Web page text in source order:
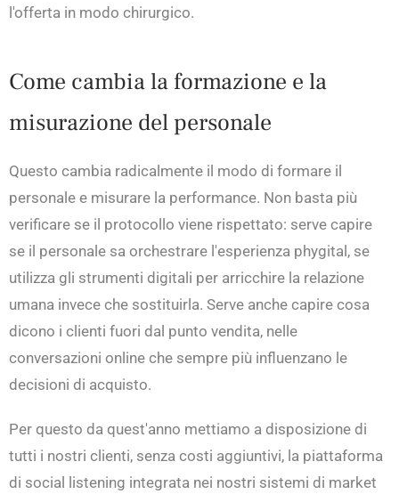
l'offerta in modo chirurgico.
Come cambia la formazione e la
misurazione del personale
Questo cambia radicalmente il modo di formare il
personale e misurare la performance. Non basta più
verificare se il protocollo viene rispettato: serve capire
se il personale sa orchestrare l'esperienza phygital, se
utilizza gli strumenti digitali per arricchire la relazione
umana invece che sostituirla. Serve anche capire cosa
dicono i clienti fuori dal punto vendita, nelle
conversazioni online che sempre più influenzano le
decisioni di acquisto.
Per questo da quest'anno mettiamo a disposizione di
tutti i nostri clienti, senza costi aggiuntivi, la piattaforma
di social listening integrata nei nostri sistemi di market